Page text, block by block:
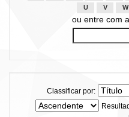
U
V W
ou entre com
Classificar por: